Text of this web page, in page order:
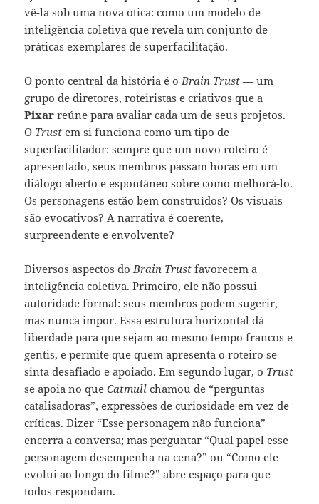
vê-la sob uma nova ótica: como um modelo de
inteligência coletiva que revela um conjunto de
práticas exemplares de superfacilitação.
O ponto central da história é oBrain Trust — um
grupo de diretores, roteiristas e criativos que a
Pixar reúne para avaliar cada um de seus projetos.
O Trust em si funciona como um tipo de
superfacilitador: sempre que um novo roteiro é
apresentado, seus membros passam horas em um
diálogo aberto e espontâneo sobre como melhorá-lo.
Os personagens estão bem construídos? Os visuais
são evocativos? A narrativa é coerente,
surpreendente e envolvente?
Diversos aspectos doBrain Trust favorecem a
inteligência coletiva. Primeiro, ele não possui
autoridade formal: seus membros podem sugerir,
mas nunca impor. Essa estrutura horizontal dá
liberdade para que sejam ao mesmo tempo francos e
gentis, e permite que quem apresenta o roteiro se
sinta desafiado e apoiado. Em segundo lugar, o Trust
se apoia no queCatmull chamou de “perguntas
catalisadoras”, expressões de curiosidade em vez de
críticas. Dizer “Esse personagem não funciona”
encerra a conversa; mas perguntar “Qual papel esse
personagem desempenha na cena?” ou “Como ele
evolui ao longo do filme?” abre espaço para que
todos respondam.